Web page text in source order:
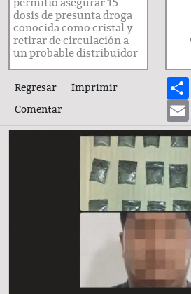
permitió asegurar 15
dosis de presunta droga
conocida como cristal y
retirar de circulación a
un probable distribuidor
Regresar
Imprimir
Comentar